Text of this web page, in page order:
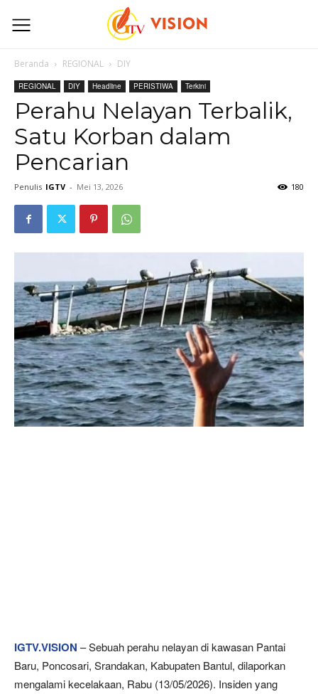
Beranda REGIONAL DIY
REGIONAL DIY Headline PERISTIWA Terkini
Perahu Nelayan Terbalik,
Satu Korban dalam
Pencarian
Penulis IGTV - Mei 13, 2026 180
IGTV.VISION – Sebuah perahu nelayan di kawasan Pantai
Baru, Poncosari, Srandakan, Kabupaten Bantul, dilaporkan
mengalami kecelakaan, Rabu (13/05/2026). Insiden yang